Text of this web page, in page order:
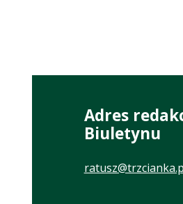
Adres
Biuletynu